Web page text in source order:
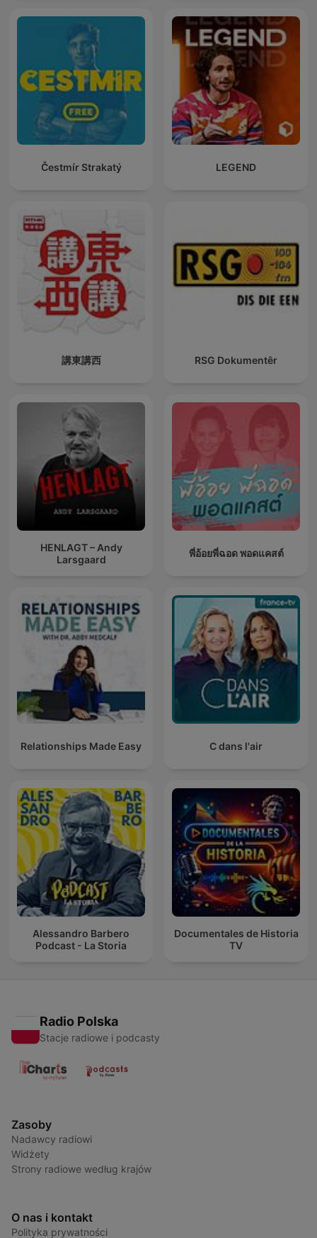
Čestmír Strakatý LEGEND
講東講西 RSG Dokumentêr
HENLAGT – Andy
Larsgaard
พี่อ้อยพี่ฉอด พอดแคสต์
Relationships Made Easy C dans l'air
Alessandro Barbero
Podcast - La Storia
Documentales de Historia
TV
Radio Polska
Stacje radiowe i podcasty
Zasoby
Nadawcy radiowi
Widżety
Strony radiowe według krajów
O nas i kontakt
Polityka prywatności